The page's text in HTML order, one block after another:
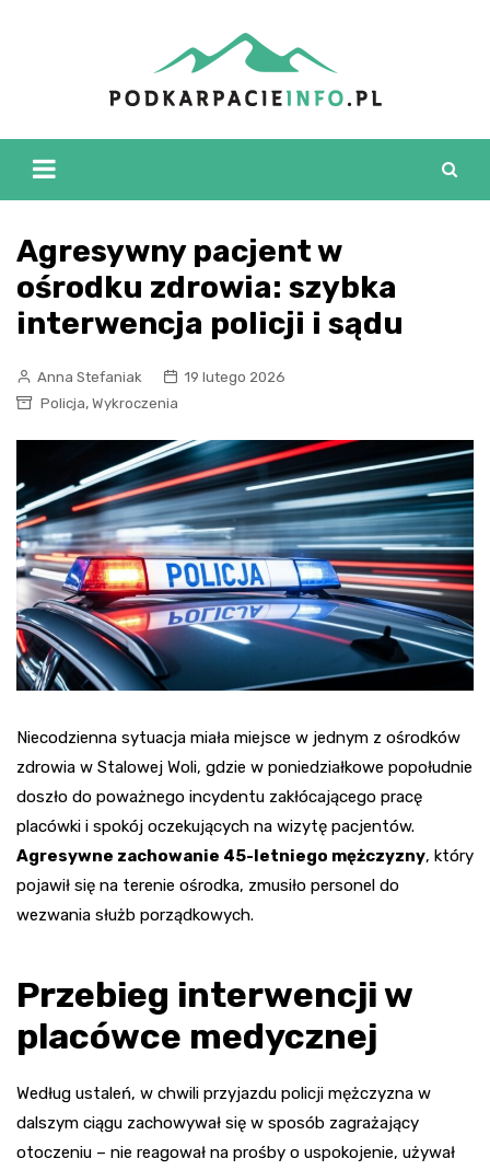
Agresywny pacjent w
ośrodku zdrowia: szybka
interwencja policji i sądu
Anna Stefaniak
19 lutego 2026
Policja, Wykroczenia
Niecodzienna sytuacja miała miejsce w jednym z ośrodków
zdrowia w Stalowej Woli, gdzie w poniedziałkowe popołudnie
doszło do poważnego incydentu zakłócającego pracę
placówki i spokój oczekujących na wizytę pacjentów.
Agresywne zachowanie 45-letniego mężczyzny, który
pojawił się na terenie ośrodka, zmusiło personel do
wezwania służb porządkowych.
Przebieg interwencji w
placówce medycznej
Według ustaleń, w chwili przyjazdu policji mężczyzna w
dalszym ciągu zachowywał się w sposób zagrażający
otoczeniu – nie reagował na prośby o uspokojenie, używał